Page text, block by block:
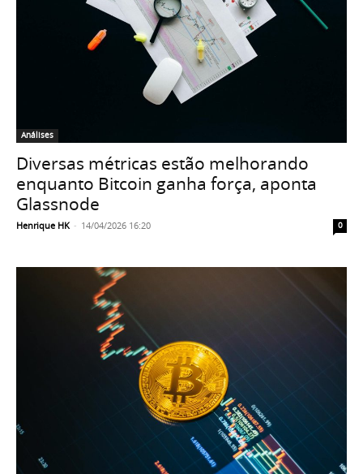
Análises
Diversas métricas estão melhorando
enquanto Bitcoin ganha força, aponta
Glassnode
Henrique HK - 14/04/2026 16:20 0